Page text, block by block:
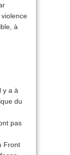
à
a à
du
pas
Front